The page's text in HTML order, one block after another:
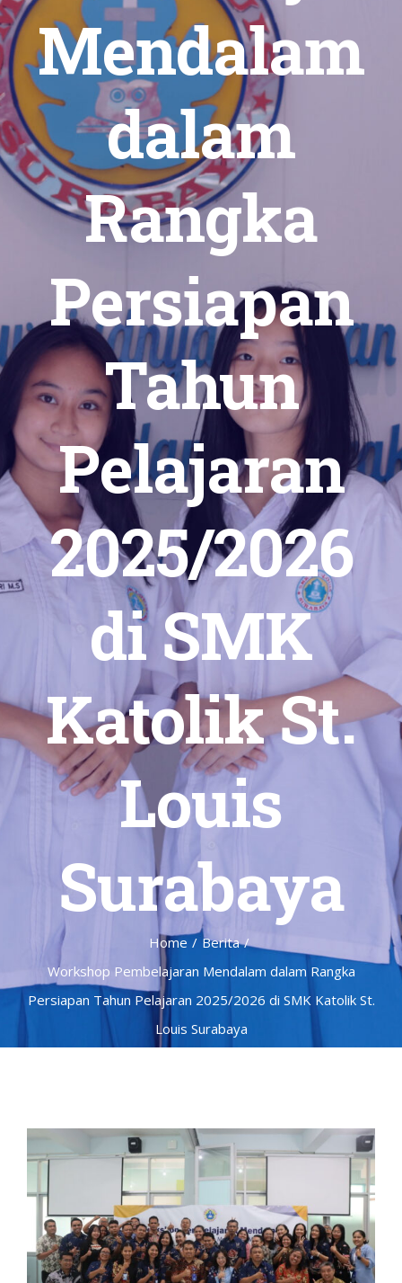
Mendalam
dalam
Rangka
Persiapan
Tahun
Pelajaran
2025/2026
di SMK
Katolik St.
Louis
Surabaya
Home / Berita /
Workshop Pembelajaran Mendalam dalam Rangka
Persiapan Tahun Pelajaran 2025/2026 di SMK Katolik St.
Louis Surabaya